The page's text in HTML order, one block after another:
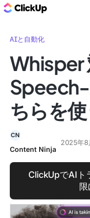
AIと自動化
Whisper
ちらを
CN
Content Ninja
2025年8
ClickUpでAIト